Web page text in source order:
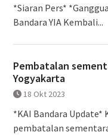
*Siaran Pers*
Bandara YIA Kembali...
Pembatalan
Yogyakarta
18 Okt 2023
*KAI Bandara Update*
pembatalan